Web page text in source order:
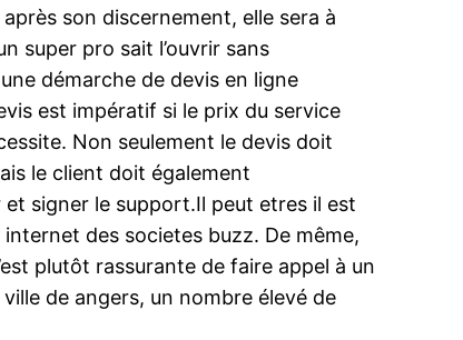
son discernement, elle sera à
super pro sait l’ouvrir sans
démarche de devis en ligne
est impératif si le prix du service
Non seulement le devis doit
le client doit également
signer le support.Il peut etres il est
des societes buzz. De même,
plutôt rassurante de faire appel à un
de angers, un nombre élevé de